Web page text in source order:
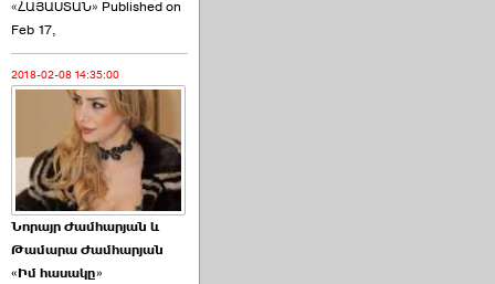
Այս ընդդիմությունը
կվերցնի ›››
2026-06-09 00:41:00
Որպես ընդդիմադիր
ընտրող՝ ›››
«ՀԱՅԱՍՏԱՆ» Published on
Feb 17,
2018-02-08 14:35:00
Նորայր Ժամհարյան և
Թամարա Ժամհարյան
«Իմ հասակը»